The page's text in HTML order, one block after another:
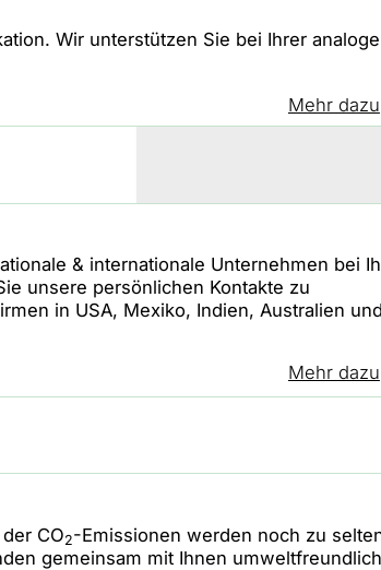
Wir unterstützen Sie bei Ihrer
Mehr dazu
& internationale Unternehmen bei
unsere persönlichen Kontakte zu
in USA, Mexiko, Indien, Australien
Mehr dazu
CO2-Emissionen werden noch zu
gemeinsam mit Ihnen